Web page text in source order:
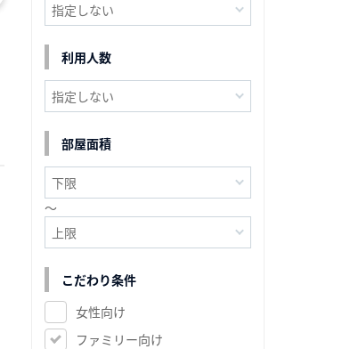
利用人数
部屋面積
～
こだわり条件
女性向け
ファミリー向け